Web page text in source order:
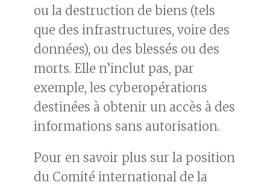
ou la destruction de biens (tels
que des infrastructures, voire des
données), ou des blessés ou des
morts. Elle n’inclut pas, par
exemple, les cyberopérations
destinées à obtenir un accès à des
informations sans autorisation.
Pour en savoir plus sur la position
du Comité international de la